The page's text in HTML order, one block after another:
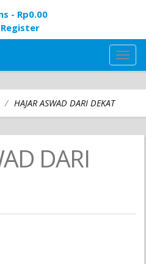
- Rp0.00
/ HAJAR ASWAD DARI DEKAT
DARI